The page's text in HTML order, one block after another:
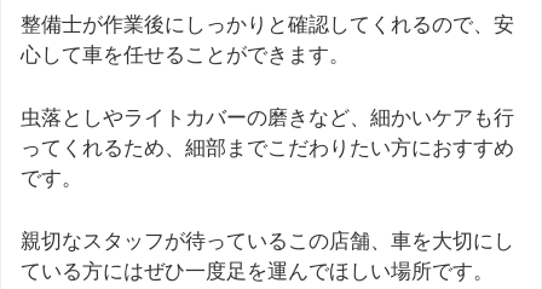
整備士が作業後にしっかりと確認してくれるので、安
心して車を任せることができます。
虫落としやライトカバーの磨きなど、細かいケアも行
ってくれるため、細部までこだわりたい方におすすめ
です。
親切なスタッフが待っているこの店舗、車を大切にし
ている方にはぜひ一度足を運んでほしい場所です。